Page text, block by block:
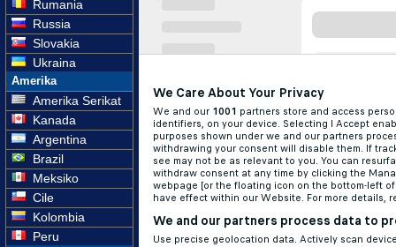
Rumania
Russia
Slovakia
Ukraina
Amerika
Amerika Serikat
Kanada
Argentina
Brazil
Meksiko
Cile
Kolombia
Peru